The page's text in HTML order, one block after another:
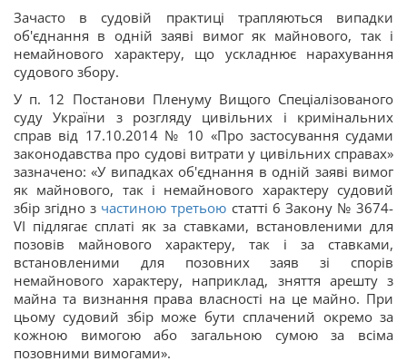
Зачасто в судовій практиці трапляються випадки
об'єднання в одній заяві вимог як майнового, так і
немайнового характеру, що ускладнює нарахування
судового збору.
У п. 12 Постанови Пленуму Вищого Спеціалізованого
суду України з розгляду цивільних і кримінальних
справ від 17.10.2014 № 10 «Про застосування судами
законодавства про судові витрати у цивільних справах»
зазначено: «У випадках об'єднання в одній заяві вимог
як майнового, так і немайнового характеру судовий
збір згідно з частиною третьою статті 6 Закону № 3674-
VI підлягає сплаті як за ставками, встановленими для
позовів майнового характеру, так і за ставками,
встановленими для позовних заяв зі спорів
немайнового характеру, наприклад, зняття арешту з
майна та визнання права власності на це майно. При
цьому судовий збір може бути сплачений окремо за
кожною вимогою або загальною сумою за всіма
позовними вимогами».